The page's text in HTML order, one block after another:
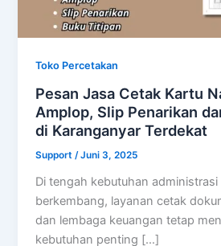
Toko Percetakan
Pesan Jasa Cetak Kartu
Amplop, Slip Penarikan
di Karanganyar Terdekat
Support/Juni 3, 2025
Di tengah kebutuhan
berkembang, layanan cetak
dan lembaga keuangan tetap
kebutuhan penting […]